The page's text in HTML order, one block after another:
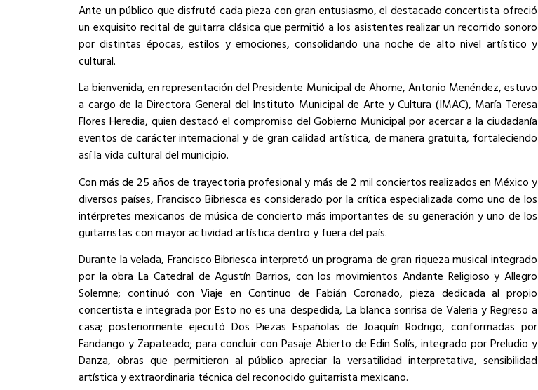
Ante un público que disfrutó cada pieza con gran entusiasmo, el destacado concertista ofreció
un exquisito recital de guitarra clásica que permitió a los asistentes realizar un recorrido sonoro
por distintas épocas, estilos y emociones, consolidando una noche de alto nivel artístico y
cultural.
La bienvenida, en representación del Presidente Municipal de Ahome, Antonio Menéndez, estuvo
a cargo de la Directora General del Instituto Municipal de Arte y Cultura (IMAC), María Teresa
Flores Heredia, quien destacó el compromiso del Gobierno Municipal por acercar a la ciudadanía
eventos de carácter internacional y de gran calidad artística, de manera gratuita, fortaleciendo
así la vida cultural del municipio.
Con más de 25 años de trayectoria profesional y más de 2 mil conciertos realizados en México y
diversos países, Francisco Bibriesca es considerado por la crítica especializada como uno de los
intérpretes mexicanos de música de concierto más importantes de su generación y uno de los
guitarristas con mayor actividad artística dentro y fuera del país.
Durante la velada, Francisco Bibriesca interpretó un programa de gran riqueza musical integrado
por la obra La Catedral de Agustín Barrios, con los movimientos Andante Religioso y Allegro
Solemne; continuó con Viaje en Continuo de Fabián Coronado, pieza dedicada al propio
concertista e integrada por Esto no es una despedida, La blanca sonrisa de Valeria y Regreso a
casa; posteriormente ejecutó Dos Piezas Españolas de Joaquín Rodrigo, conformadas por
Fandango y Zapateado; para concluir con Pasaje Abierto de Edin Solís, integrado por Preludio y
Danza, obras que permitieron al público apreciar la versatilidad interpretativa, sensibilidad
artística y extraordinaria técnica del reconocido guitarrista mexicano.